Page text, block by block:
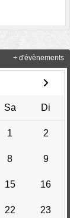
Sa Di
1 2
8 9
15 16
22 23
+ d'évènements